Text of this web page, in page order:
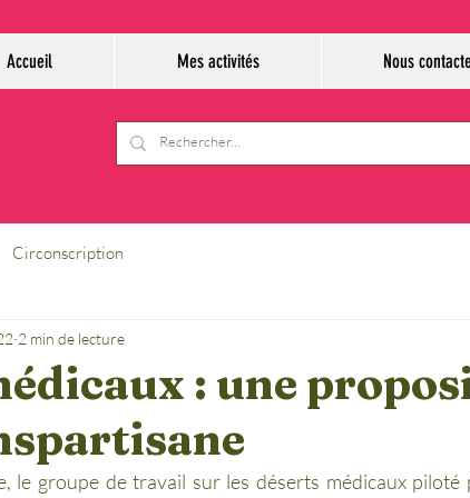
Accueil Mes activités Nous
Circonscription
: une
2 min de lecture
le groupe de travail sur les déserts médicaux piloté